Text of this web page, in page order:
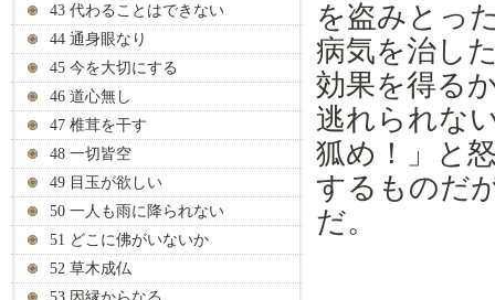
43 代わることはできない
44 通身眼なり
45 今を大切にする
46 道心無し
47 椎茸を干す
48 一切皆空
49 目玉が欲しい
50 一人も雨に降られない
51 どこに佛がいないか
52 草木成仏
を盗み と っ
病気を治し
効果を得る
逃れられな
狐め！ 」と
するものだ
だ。